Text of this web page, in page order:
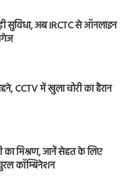
सुविधा, अब IRCTC से ऑनलाइन
CCTV में खुला चोरी का हैरान
का मिश्रण, जानें सेहत के लिए
कॉम्बिनेशन